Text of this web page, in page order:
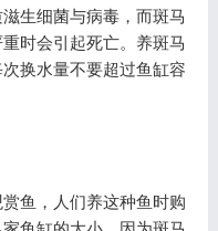
生细菌与病毒，而斑马
时会引起死亡。养斑马
换水量不要超过鱼缸容
鱼，人们养这种鱼时购